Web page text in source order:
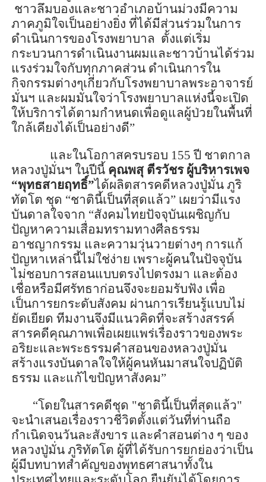
ชาวลึมบองและชาวอำเภอบ้านม่วงมีความ
ภาคภูมิใจเป็นอย่างยิ่ง ที่ได้มีส่วนร่วมในการ
ดำเนินการของโรงพยาบาล ตั้งแต่เริ่ม
กระบวนการดำเนินงานผมและชาวบ้านได้ร่วม
แรงร่วมใจกับทุกภาคส่วน ดำเนินการใน
กิจกรรมต่างๆเกี่ยวกับโรงพยาบาลพระอาจารย์
มั่นฯ และผมมั่นใจว่าโรงพยาบาลแห่งนี้จะเปิด
ให้บริการได้ตามกำหนดเพื่อดูแลผู้ป่วยในพื้นที่
ใกล้เคียงได้เป็นอย่างดี”
และในโอกาสครบรอบ 155 ปี ชาตกาล
หลวงปู่มั่นฯ ในปีนี้ คุณพสุ ตีรวัชรผู้บริหารเพจ
“พุทธสายฤทธิ์”ได้ผลิตสารคดีหลวงปู่มั่น ภูริ
ทัตโต ชุด “ชาตินี้เป็นที่สุดแล้ว”เผยว่ามีแรง
บันดาลใจจาก “สังคมไทยปัจจุบันเผชิญกับ
ปัญหาความเสื่อมทรามทางศีลธรรม
อาชญากรรม และความวุ่นวายต่างๆ การแก้
ปัญหาเหล่านี้ไม่ใช่ง่าย เพราะผู้คนในปัจจุบัน
ไม่ชอบการสอนแบบตรงไปตรงมา และต้อง
เชื่อหรือมีศรัทธาก่อนจึงจะยอมรับฟัง เพื่อ
เป็นการยกระดับสังคม ผ่านการเรียนรู้แบบไม่
ยัดเยียด ทีมงานจึงมีแนวคิดที่จะสร้างสรรค์
สารคดีคุณภาพเพื่อเผยแพร่เรื่องราวของพระ
อริยะและพระธรรมคำสอนของหลวงปู่มั่น
สร้างแรงบันดาลใจให้ผู้คนหันมาสนใจปฏิบัติ
ธรรม และแก้ไขปัญหาสังคม”
“โดยในสารคดีชุด "ชาตินี้เป็นที่สุดแล้ว"
จะนำเสนอเรื่องราวชีวิตตั้งแต่วันที่ท่านถือ
กำเนิดจนวันละสังขาร และคำสอนต่าง ๆ ของ
หลวงปู่มั่น ภูริทัตโต ผู้ที่ได้รับการยกย่องว่าเป็น
ผู้มีบทบาทสำคัญของพุทธศาสนาทั้งใน